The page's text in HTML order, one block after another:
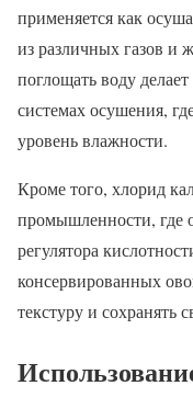
применяется как
из различных газов и
поглощать воду
системах осушения,
уровень влажности.
Кроме того, хлорид
промышленности, где
регулятора
консервированных
текстуру и сохранять